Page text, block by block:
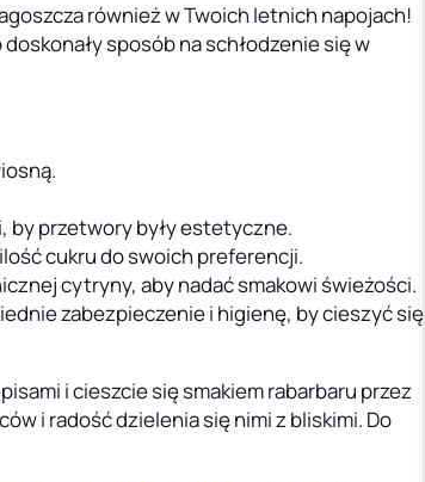
również w Twoich letnich napojach!
sposób na schłodzenie się w
by przetwory były estetyczne.
cukru do swoich preferencji.
cytryny, aby nadać smakowi świeżości.
zabezpieczenie i higienę, by cieszyć się
i cieszcie się smakiem rabarbaru przez
i radość dzielenia się nimi z bliskimi. Do